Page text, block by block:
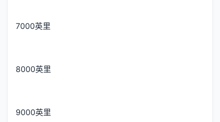
7000英里
8000英里
9000英里